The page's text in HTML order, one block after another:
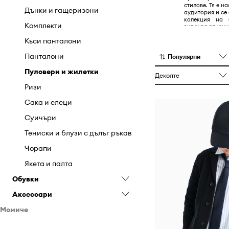
Якета
Чехли и сандали
Раници
Сакове и куфари
Слънчеви очила
Чанти
Часовници
Шалове
Шапки и капели
Тениски и блузи с дълъг ръкав
Чорапи
Якета
Портфейли
Раници
Сакове и куфари
Слънчеви очила
Чанти за кръст и малки чанти
Часовници
Шалове
Шапки и капели
Дънки и гащеризони
Комплекти
Къси панталони
Панталони
Пуловери и жилетки
Ризи
Сака и елеци
Суичъри
Тениски и блузи с дълъг ръкав
Чорапи
Якета и палта
Обувки
Зимни обувки
Маратонки
Аксесоари
Колани
Момиче
стилове. Тя е
аудитория и се
колекция на
включва
аксесоари,
слънчеви
спортни
кройки.
Популярни
Деколте